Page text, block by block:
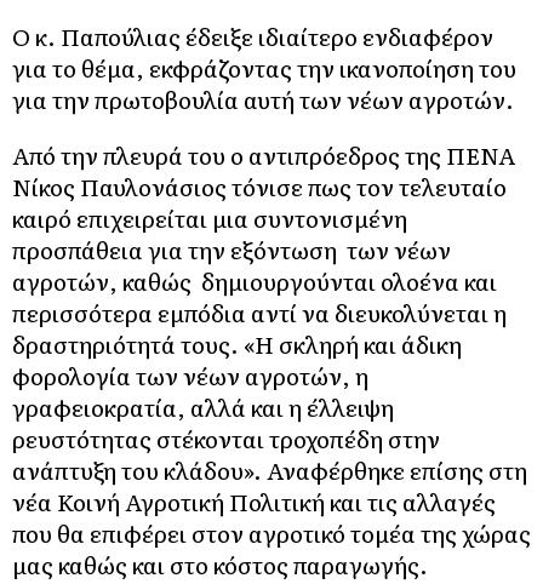
Ο κ. Παπούλιας έδειξε ιδιαίτερο ενδιαφέρον
για το θέμα, εκφράζοντας την ικανοποίηση του
για την πρωτοβουλία αυτή των νέων αγροτών.
Από την πλευρά του ο αντιπρόεδρος της ΠΕΝΑ
Νίκος Παυλονάσιος τόνισε πως τον τελευταίο
καιρό επιχειρείται μια συντονισμένη
προσπάθεια για την εξόντωση των νέων
αγροτών, καθώς δημιουργούνται ολοένα και
περισσότερα εμπόδια αντί να διευκολύνεται η
δραστηριότητά τους. «Η σκληρή και άδικη
φορολογία των νέων αγροτών, η
γραφειοκρατία, αλλά και η έλλειψη
ρευστότητας στέκονται τροχοπέδη στην
ανάπτυξη του κλάδου». Αναφέρθηκε επίσης στη
νέα Κοινή Αγροτική Πολιτική και τις αλλαγές
που θα επιφέρει στον αγροτικό τομέα της χώρας
μας καθώς και στο κόστος παραγωγής.